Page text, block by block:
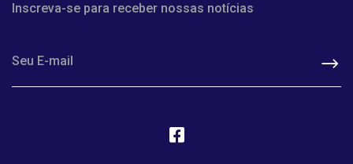
Inscreva-se para receber nossas notícias